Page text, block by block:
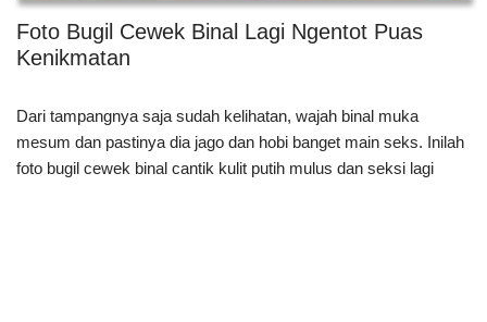
Foto Bugil Cewek Binal Lagi Ngentot Puas
Kenikmatan
Dari tampangnya saja sudah kelihatan, wajah binal muka
mesum dan pastinya dia jago dan hobi banget main seks. Inilah
foto bugil cewek binal cantik kulit putih mulus dan seksi lagi